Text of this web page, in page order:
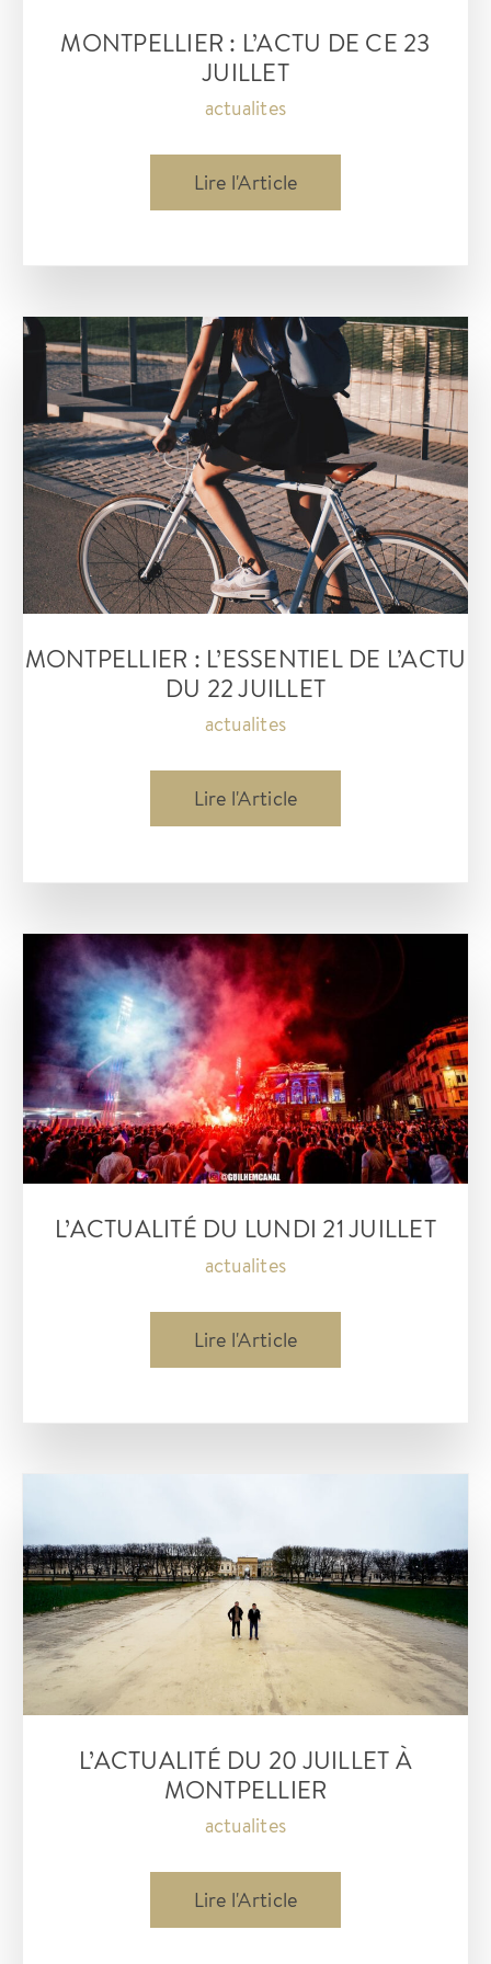
MONTPELLIER : L’ACTU DE CE 23
JUILLET
actualites
Montpellier
:
ce
23
juillet
Lire l'Article
MONTPELLIER : L’ESSENTIEL DE L’ACTU
DU 22 JUILLET
actualites
montpellier
:
l’actu
du
22
juillet
Lire l'Article
L’ACTUALITÉ DU LUNDI 21 JUILLET
actualites
L’actualité
du
Lire l'Article
L’ACTUALITÉ DU 20 JUILLET À
MONTPELLIER
actualites
L’actualité
du
Lire l'Article